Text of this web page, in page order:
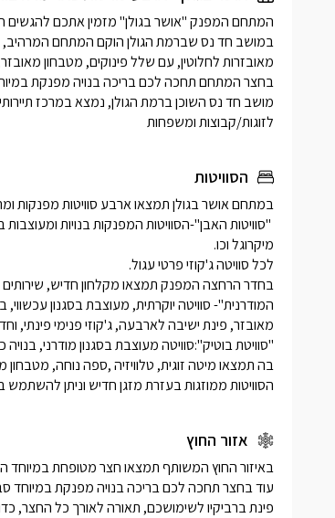
לזוגות/קבוצות ומשפחות
הסוויטות
הסוויטות ממוזגות בעזרת מזגן חדיש וניתן
אזור החוץ
פינת ברביקיו לשימושכם, תאורה לאורך כל החצר,